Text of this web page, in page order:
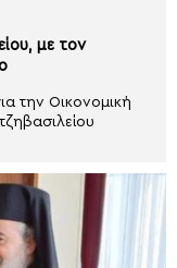
με τον
την Οικονομική